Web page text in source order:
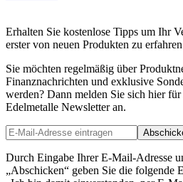
Erhalten Sie kostenlose Tipps um Ihr
erster von neuen Produkten zu erfahren
Sie möchten regelmäßig über
Finanznachrichten und exklusive
werden? Dann melden Sie sich hier
Edelmetalle Newsletter an.
Durch Eingabe Ihrer E-Mail-Adresse
„Abschicken“ geben Sie die folgende